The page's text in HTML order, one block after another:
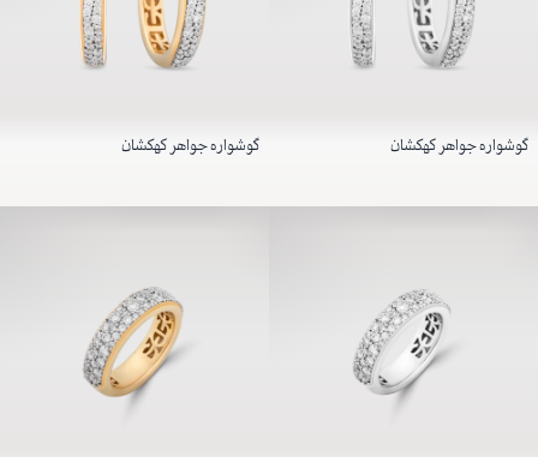
گوشواره جواهر کهکشان گوشواره جواهر کهکشان